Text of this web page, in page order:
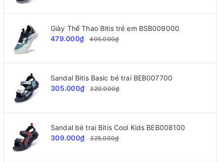
Giày Thể Thao Bitis trẻ em BSB009000
479.000₫
495.000₫
Sandal Bitis Basic bé trai BEB007700
305.000₫
320.000₫
Sandal bé trai Bitis Cool Kids BEB008100
309.000₫
325.000₫